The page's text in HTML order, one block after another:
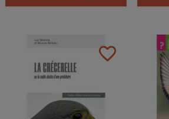
favorite_border